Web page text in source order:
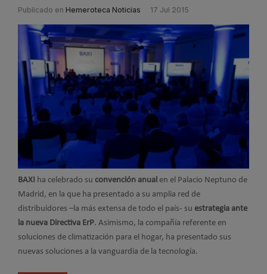
Publicado en Hemeroteca Noticias 17 Jul 2015
BAXI ha celebrado su convención anual en el Palacio Neptuno de
Madrid, en la que ha presentado a su amplia red de
distribuidores –la más extensa de todo el país- su estrategia ante
la nueva Directiva ErP. Asimismo, la compañía referente en
soluciones de climatización para el hogar, ha presentado sus
nuevas soluciones a la vanguardia de la tecnología.